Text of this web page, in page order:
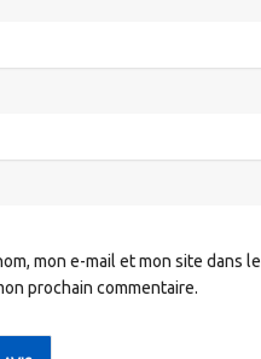
mon e-mail et mon site dans le
prochain commentaire.